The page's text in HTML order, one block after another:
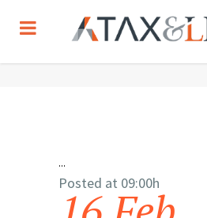
Posted at 09:00h
...